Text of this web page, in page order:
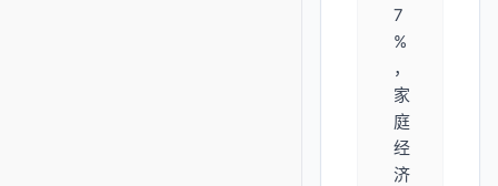
7
%
，
家
庭
经
济